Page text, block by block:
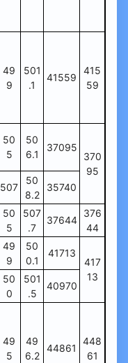
49
9
501
.1
41559
415
59
50
5
50
6.1
37095
370
95
507
50
8.2
35740
50
5
507
.7
37644
376
44
49
9
50
0.1
41713
417
13
50
0
501
.5
40970
49
5
49
6.2
44861
448
61